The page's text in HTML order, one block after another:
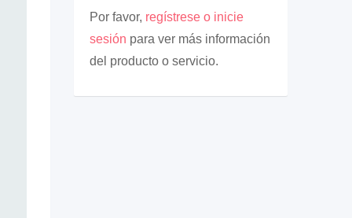
Por favor, regístrese o inicie
sesión para ver más información
del producto o servicio.